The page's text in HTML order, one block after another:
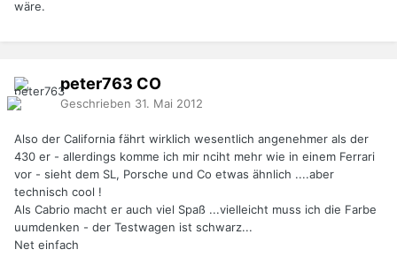
wäre.
peter763 CO
Geschrieben 31. Mai 2012
Also der California fährt wirklich wesentlich angenehmer als der
430 er - allerdings komme ich mir nciht mehr wie in einem Ferrari
vor - sieht dem SL, Porsche und Co etwas ähnlich ....aber
technisch cool !
Als Cabrio macht er auch viel Spaß ...vielleicht muss ich die Farbe
uumdenken - der Testwagen ist schwarz...
Net einfach